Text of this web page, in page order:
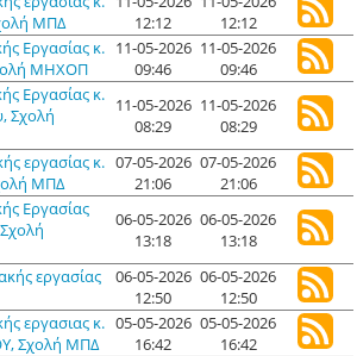
ΜΠΔ
12:12
12:12
Εργασίας κ.
ΜΗΧΟΠ
11-05-2026
09:46
11-05-2026
09:46
Εργασίας κ.
Σχολή
11-05-2026
08:29
11-05-2026
08:29
εργασίας κ.
ΜΠΔ
07-05-2026
21:06
07-05-2026
21:06
Εργασίας
06-05-2026
13:18
06-05-2026
13:18
εργασίας
06-05-2026
12:50
06-05-2026
12:50
εργασιας κ.
Σχολή ΜΠΔ
05-05-2026
16:42
05-05-2026
16:42